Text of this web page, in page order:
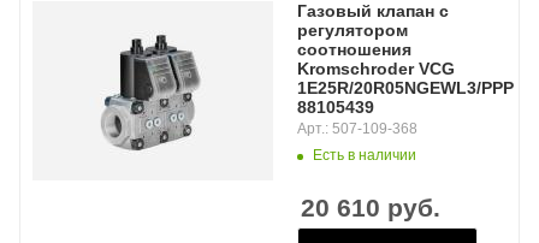
Газовый клапан с
регулятором
соотношения
Kromschroder VCG
1E25R/20R05NGEWL3/PPPP/
88105439
Есть в наличии
Арт.: 507-109-368
20 610 руб.